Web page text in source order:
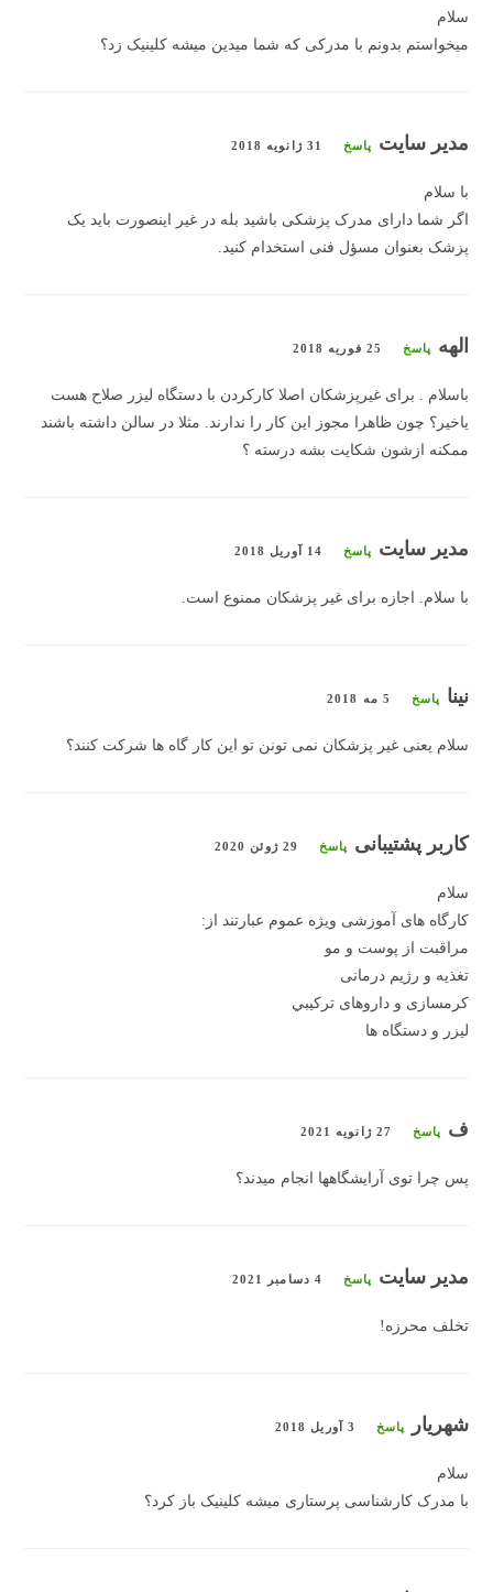
سلام
میخواستم بدونم با مدرکی که شما میدین میشه کلینیک زد؟
مدیر سایت پاسخ 31 ژانویه 2018
با سلام
اگر شما دارای مدرک پزشکی باشید بله در غیر اینصورت باید یک
پزشک بعنوان مسؤل فنی استخدام کنید.
الهه پاسخ 25 فوریه 2018
باسلام . برای غیرپزشکان اصلا کارکردن با دستگاه لیزر صلاح هست
یاخیر؟ چون ظاهرا مجوز این کار را ندارند. مثلا در سالن داشته باشند
ممکنه ازشون شکایت بشه درسته ؟
مدیر سایت پاسخ 14 آوریل 2018
با سلام. اجازه برای غیر پزشکان ممنوع است.
نینا پاسخ 5 مه 2018
سلام یعنی غیر پزشکان نمی تونن تو این کار گاه ها شرکت کنند؟
کاربر پشتیبانی پاسخ 29 ژوئن 2020
سلام
کارگاه های آموزشی ویژه عموم عبارتند از:
مراقبت از پوست و مو
تغذیه و رژیم درمانی
کرمسازی و داروهای ترکيبي
لیزر و دستگاه ها
ف پاسخ 27 ژانویه 2021
پس چرا توی آرایشگاهها انجام میدند؟
مدیر سایت پاسخ 4 دسامبر 2021
تخلف محرزه!
شهریار پاسخ 3 آوریل 2018
سلام
با مدرک کارشناسی پرستاری میشه کلینیک باز کرد؟